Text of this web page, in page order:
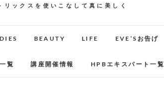
リックスを使いこなして真に美しく
BEAUTY LIFE EVE’Sお告げ
覧 講座開催情報 HPBエキスパート一覧